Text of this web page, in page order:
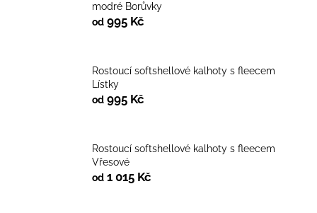
modré Borůvky
od 995 Kč
Rostoucí softshellové kalhoty s fleecem
Lístky
od 995 Kč
Rostoucí softshellové kalhoty s fleecem
Vřesové
od 1 015 Kč